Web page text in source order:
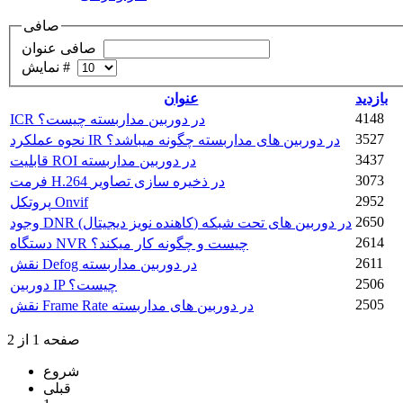
صافی
نمایش #
عنوان
بازدید
ICR در دوربین مداربسته چیست؟
4148
نحوه عملکرد IR در دوربین های مداربسته چگونه میباشد؟
3527
قابلیت ROI در دوربین مداربسته
3437
فرمت H.264 در ذخیره سازی تصاویر
3073
پروتکل Onvif
2952
وجود DNR (کاهنده نویز دیجیتال) در دوربین های تحت شبکه 2650
دستگاه NVR چیست و چگونه کار میکند؟
2614
نقش Defog در دوربین مداربسته
2611
دوربین IP چیست؟
2506
نقش Frame Rate در دوربین های مداربسته
2505
صفحه 1 از 2
شروع
قبلی